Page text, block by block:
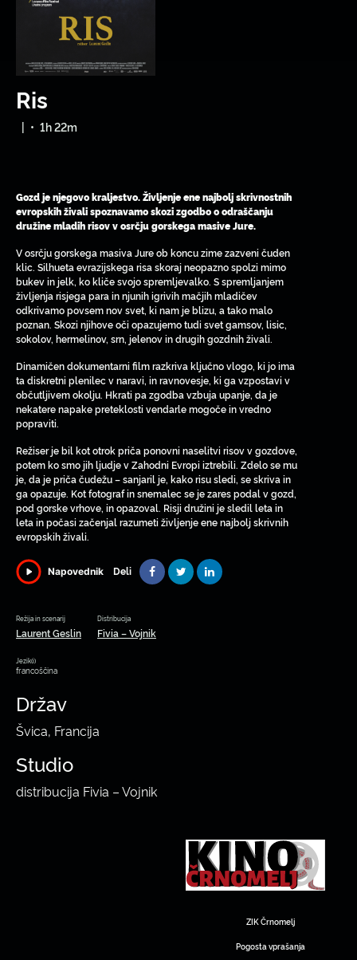
Ris
| • 1h 22m
Gozd je njegovo kraljestvo. Življenje ene najbolj skrivnostnih
evropskih živali spoznavamo skozi zgodbo o odraščanju
družine mladih risov v osrčju gorskega masive Jure.
V osrčju gorskega masiva Jure ob koncu zime zazveni čuden
klic. Silhueta evrazijskega risa skoraj neopazno spolzi mimo
bukev in jelk, ko kliče svojo spremljevalko. S spremljanjem
življenja risjega para in njunih igrivih mačjih mladičev
odkrivamo povsem nov svet, ki nam je blizu, a tako malo
poznan. Skozi njihove oči opazujemo tudi svet gamsov, lisic,
sokolov, hermelinov, srn, jelenov in drugih gozdnih živali.
Dinamičen dokumentarni film razkriva ključno vlogo, ki jo ima
ta diskretni plenilec v naravi, in ravnovesje, ki ga vzpostavi v
občutljivem okolju. Hkrati pa zgodba vzbuja upanje, da je
nekatere napake preteklosti vendarle mogoče in vredno
popraviti.
Režiser je bil kot otrok priča ponovni naselitvi risov v gozdove,
potem ko smo jih ljudje v Zahodni Evropi iztrebili. Zdelo se mu
je, da je priča čudežu – sanjaril je, kako risu sledi, se skriva in
ga opazuje. Kot fotograf in snemalec se je zares podal v gozd,
pod gorske vrhove, in opazoval. Risji družini je sledil leta in
leta in počasi začenjal razumeti življenje ene najbolj skrivnih
evropskih živali.
Napovednik Deli
Režija in scenarij
Laurent Geslin
Distribucija
Fivia – Vojnik
Jezik(i)
francoščina
Držav
Švica, Francija
Studio
distribucija Fivia – Vojnik
ZIK Črnomelj
Pogosta vprašanja